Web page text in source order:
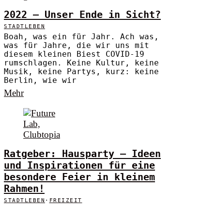
2022 – Unser Ende in Sicht?
STADTLEBEN
Boah, was ein für Jahr. Ach was,
was für Jahre, die wir uns mit
diesem kleinen Biest COVID-19
rumschlagen. Keine Kultur, keine
Musik, keine Partys, kurz: keine
Berlin, wie wir
Mehr
Ratgeber: Hausparty – Ideen
und Inspirationen für eine
besondere Feier in kleinem
Rahmen!
STADTLEBEN · FREIZEIT